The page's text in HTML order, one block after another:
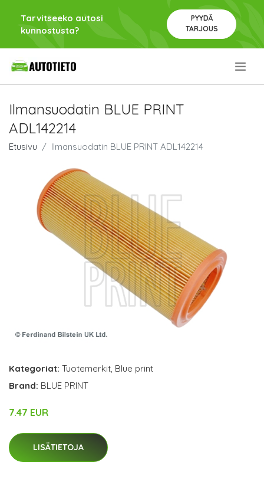
Tarvitseeko autosi
kunnostusta?
PYYDÄ
TARJOUS
Ilmansuodatin BLUE PRINT
ADL142214
Etusivu Ilmansuodatin BLUE PRINT ADL142214
Kategoriat: Tuotemerkit, Blue print
Brand: BLUE PRINT
7.47 EUR
LISÄTIETOJA